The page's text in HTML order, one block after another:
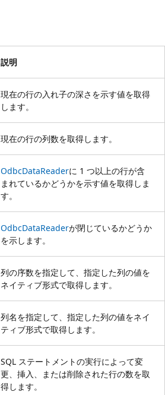
説明
現在の行の入れ子の深さを示す値を取得
します。
現在の行の列数を取得します。
OdbcDataReaderに 1 つ以上の行が含
まれているかどうかを示す値を取得しま
す。
OdbcDataReaderが閉じているかどうか
を示します。
列の序数を指定して、指定した列の値を
ネイティブ形式で取得します。
列名を指定して、指定した列の値をネイ
ティブ形式で取得します。
SQL ステートメントの実行によって変
更、挿入、または削除された行の数を取
得します。